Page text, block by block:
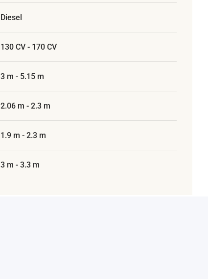
Diesel
130 CV - 170 CV
3 m - 5.15 m
2.06 m - 2.3 m
1.9 m - 2.3 m
3 m - 3.3 m